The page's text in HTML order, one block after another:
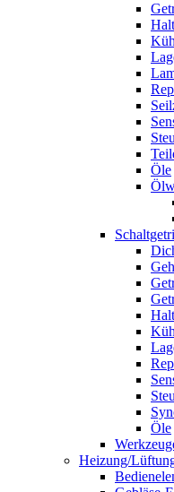
Öle
Öle
Heizung/